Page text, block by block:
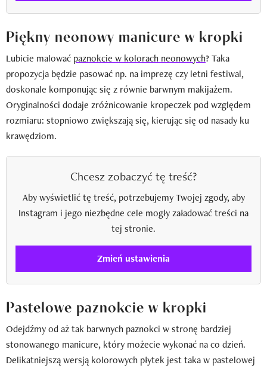
Piękny neonowy manicure w kropki
Lubicie malować paznokcie w kolorach neonowych? Taka
propozycja będzie pasować np. na imprezę czy letni festiwal,
doskonale komponując się z równie barwnym makijażem.
Oryginalności dodaje zróżnicowanie kropeczek pod względem
rozmiaru: stopniowo zwiększają się, kierując się od nasady ku
krawędziom.
Chcesz zobaczyć tę treść?
Aby wyświetlić tę treść, potrzebujemy Twojej zgody, aby
Instagram i jego niezbędne cele mogły załadować treści na
tej stronie.
Zmień ustawienia
Pastelowe paznokcie w kropki
Odejdźmy od aż tak barwnych paznokci w stronę bardziej
stonowanego manicure, który możecie wykonać na co dzień.
Delikatniejszą wersją kolorowych płytek jest taka w pastelowej